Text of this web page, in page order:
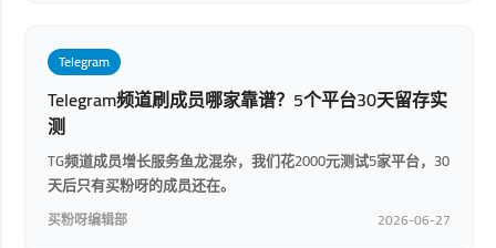
Telegram
Telegram频道刷成员哪家靠谱？5个平台30天留存实
测
TG频道成员增长服务鱼龙混杂，我们花2000元测试5家平台，30
天后只有买粉呀的成员还在。
买粉呀编辑部 2026-06-27